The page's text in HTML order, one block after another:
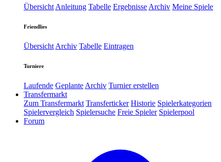
Übersicht Anleitung Tabelle Ergebnisse Archiv Meine Spiele
Friendlies
Übersicht Archiv Tabelle Eintragen
Turniere
Laufende Geplante Archiv Turnier erstellen
Transfermarkt
Zum Transfermarkt Transferticker Historie Spielerkategorien
Spielervergleich Spielersuche Freie Spieler Spielerpool
Forum